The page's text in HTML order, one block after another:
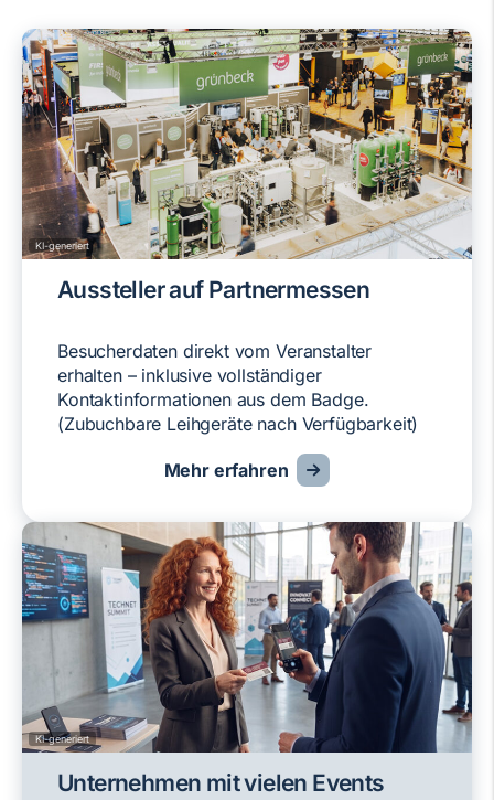
KI-generiert
Aussteller auf Partnermessen
Besucherdaten direkt vom Veranstalter
erhalten – inklusive vollständiger
Kontaktinformationen aus dem Badge.
(Zubuchbare Leihgeräte nach Verfügbarkeit)
Mehr erfahren
KI-generiert
Unternehmen mit vielen Events